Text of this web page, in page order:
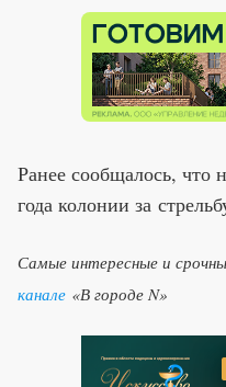
Ранее сообщалось, что
года колонии за
Самые интересные и
канале «В городе N»